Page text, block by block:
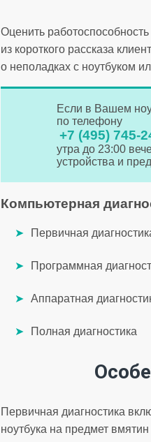
Оценить
из короткого рассказа
о неполадках с ноутбуком
Если в Вашем
по телефону
+7 (495) 745-
утра до 23:00
устройства и
Компьютерная
Первичная
Программная
Аппаратная
Полная диагностика
Первичная диагностика
ноутбука на предмет